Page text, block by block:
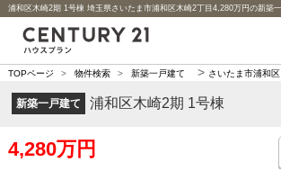
TOPページ > 物件検索 > 新築一戸建て > さいたま市浦和区
新築一戸建て 浦和区木崎2期 1号棟
4,280万円